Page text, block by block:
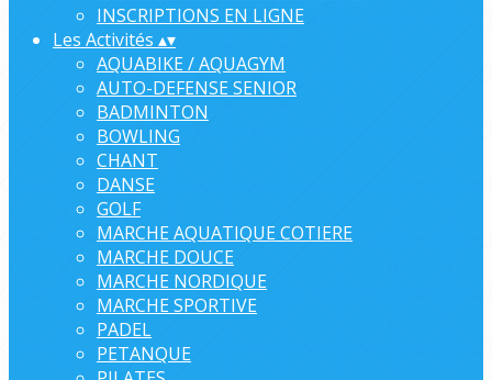
INSCRIPTIONS EN LIGNE
Les Activités ▴▾
AQUABIKE / AQUAGYM
AUTO-DEFENSE SENIOR
BADMINTON
BOWLING
CHANT
DANSE
GOLF
MARCHE AQUATIQUE COTIERE
MARCHE DOUCE
MARCHE NORDIQUE
MARCHE SPORTIVE
PADEL
PETANQUE